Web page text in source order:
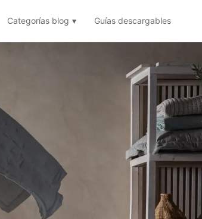
Categorías blog Guías descargables